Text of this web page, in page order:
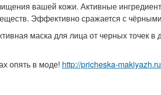
вашей кожи. Активные
Эффективно сражается с
маска для лица от черных точек
опять в моде! http://pricheska-